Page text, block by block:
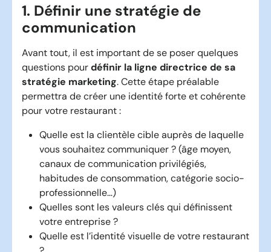
1. Définir une stratégie de
communication
Avant tout, il est important de se poser quelques
questions pourdéfinir la ligne directrice de sa
stratégie marketing. Cette étape préalable
permettra de créer une identité forte et cohérente
pour votre restaurant :
Quelle est la clientèle cible auprès de laquelle
vous souhaitez communiquer ? (âge moyen,
canaux de communication privilégiés,
habitudes de consommation, catégorie socio-
professionnelle…)
Quelles sont les valeurs clés qui définissent
votre entreprise ?
Quelle est l’identité visuelle de votre restaurant